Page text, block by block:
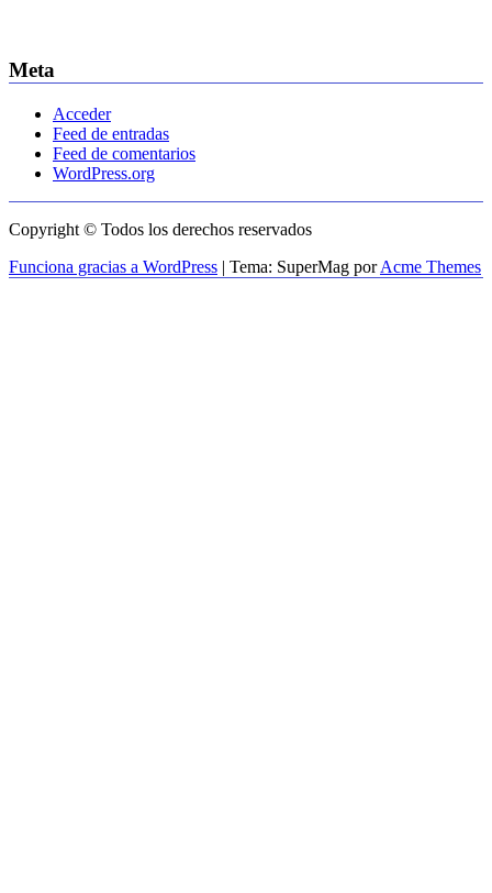
Meta
Acceder
Feed de entradas
Feed de comentarios
WordPress.org
Copyright © Todos los derechos reservados
Funciona gracias a WordPress | Tema: SuperMag porAcme Themes